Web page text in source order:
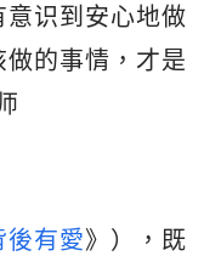
识到安心地做
的事情，才是
後有愛》），既